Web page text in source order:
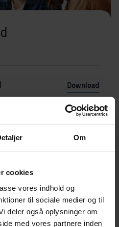
Om
cookies
vores indhold og
til sociale medier og til
deler også oplysninger om
med vores partnere inden
Download
Download